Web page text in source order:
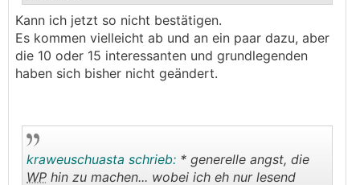
4,5m2 Solarthermie
Bestandsgrundstück:
Lehm-Sandboden
leider ist der Platz für anRGKsehr eingeschränkt,
also Baggern + Aushub irgendwo lagern wird nicht
(leicht) möglich sein
es gibt 2 Bestandsbäume eher am Grundstücksrand,
..
Kann ich jetzt so nicht bestätigen.
Es kommen vielleicht ab und an ein paar dazu, aber
die 10 oder 15 interessanten und grundlegenden
haben sich bisher nicht geändert.
kraweuschuasta schrieb: * generelle angst, die
WP hin zu machen... wobei ich eh nur lesend